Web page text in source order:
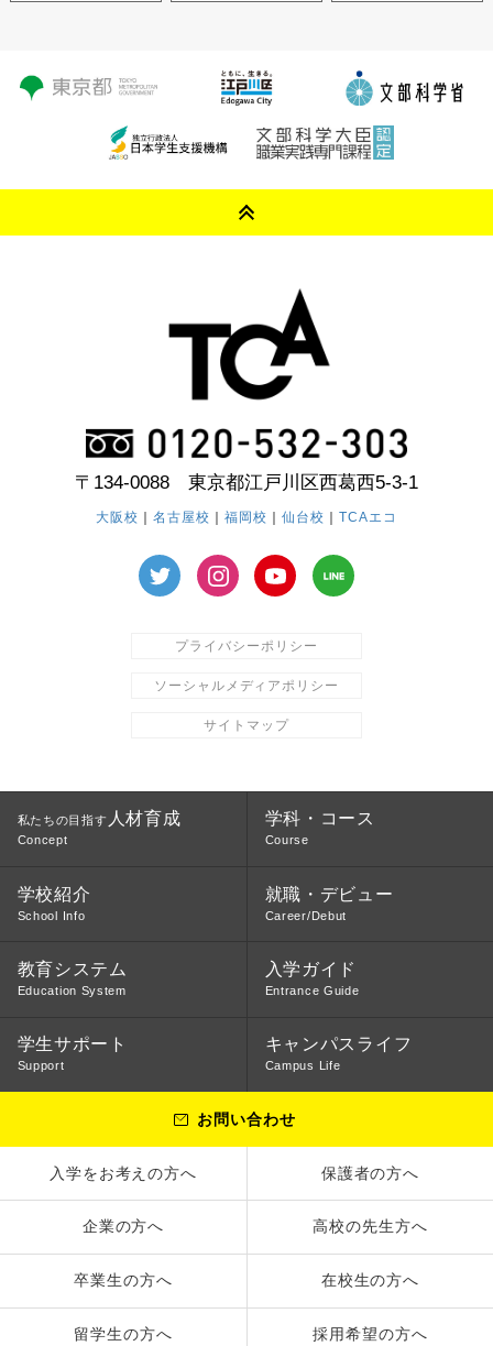
〒134-0088 東京都江戸川区西葛西5-3-1
大阪校 ｜名古屋校 ｜福岡校 ｜ 仙台校 ｜ TCAエコ
プライバシーポリシー
ソーシャルメディアポリシー
サイトマップ
私たちの目指す 人材育成
Concept
学科・コース
Course
学校紹介
School Info
就職・デビュー
Career/Debut
教育システム
Education System
入学ガイド
Entrance Guide
学生サポート
Support
キャンパスライフ
Campus Life
お問い合わせ
入学をお考えの方へ 保護者の方へ
企業の方へ 高校の先生方へ
卒業生の方へ 在校生の方へ
留学生の方へ 採用希望の方へ